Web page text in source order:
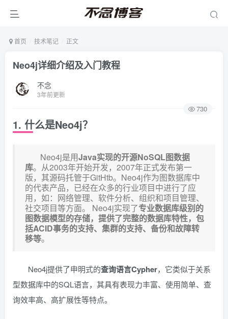
首页 技术笔记 正文
Neo4j详细介绍及入门教程
不念
3年前更新
730
1. 什么是Neo4j？
Neo4j是用Java实现的开源NoSQL图数据
库。从2003年开始开发，2007年正式发布第一
版，其源码托管于GitHtb。Neo4j作为图数据库中
的代表产品，已经在众多的行业项目中进行了应
用，如：网络管理、软件分析、组织和项目管理、
社交项目等方面。 Neo4j实现了专业数据库级别的
图数据模型的存储，提供了完整的数据库特性，包
括ACID事务的支持、集群的支持、备份和故障转
移等。
Neo4j提供了申明式的查询语言Cypher，它类似于关系
型数据库中的SQL语言，其具有表现力丰富、使用简单、查
询效率高、高扩展性等特点。